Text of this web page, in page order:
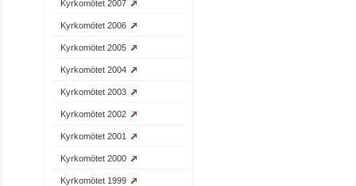
Kyrkomötet 2007
Kyrkomötet 2006
Kyrkomötet 2005
Kyrkomötet 2004
Kyrkomötet 2003
Kyrkomötet 2002
Kyrkomötet 2001
Kyrkomötet 2000
Kyrkomötet 1999